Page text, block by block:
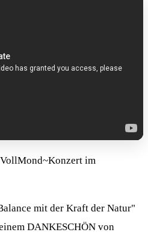
im
mit der Kraft der Natur"
DANKESCHÖN von